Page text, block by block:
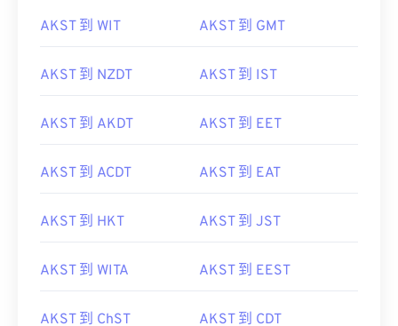
AKST 到 WIT AKST 到 GMT
AKST 到 NZDT AKST 到 IST
AKST 到 AKDT AKST 到 EET
AKST 到 ACDT AKST 到 EAT
AKST 到 HKT AKST 到 JST
AKST 到 WITA AKST 到 EEST
AKST 到 ChST AKST 到 CDT